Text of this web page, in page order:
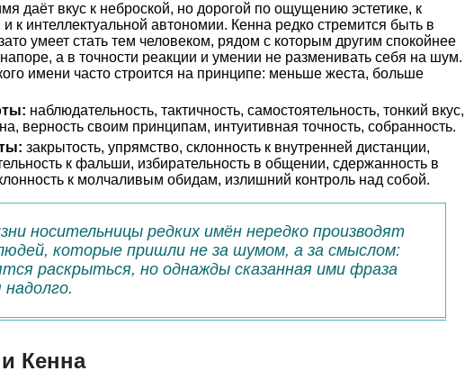
даёт вкус к неброской, но дорогой по ощущению эстетике, к
к интеллектуальной автономии. Кенна редко стремится быть в
умеет стать тем человеком, рядом с которым другим спокойнее
а в точности реакции и умении не разменивать себя на шум.
имени часто строится на принципе: меньше жеста, больше
наблюдательность, тактичность, самостоятельность, тонкий вкус,
верность своим принципам, интуитивная точность, собранность.
закрытость, упрямство, склонность к внутренней дистанции,
к фальши, избирательность в общении, сдержанность в
к молчаливым обидам, излишний контроль над собой.
носительницы редких имён нередко производят
которые пришли не за шумом, а за смыслом:
раскрыться, но однажды сказанная ими фраза
Кенна